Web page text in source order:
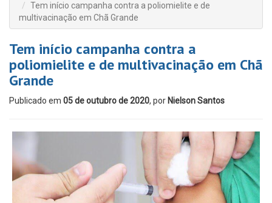
Tem início campanha contra a poliomielite e de
multivacinação em Chã Grande
Tem início campanha contra a
poliomielite e de multivacinação em Chã
Grande
Publicado em 05 de outubro de 2020, por Nielson Santos